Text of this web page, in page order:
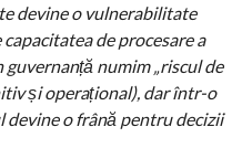
devine o vulnerabilitate
de procesare a
guvernanță numim „riscul de
și operațional), dar într-o
o frână pentru decizii